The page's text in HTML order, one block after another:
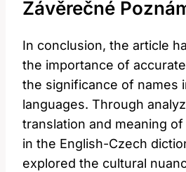
Závěrečné
In conclusion, the ​article
the importance of
the significance of⁤ names
languages. Through
translation and meaning
in ⁣the English-Czech
⁤explored the⁤ cultural